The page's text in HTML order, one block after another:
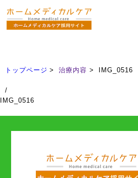
トップページ 治療内容 IMG_0516
/
IMG_0516